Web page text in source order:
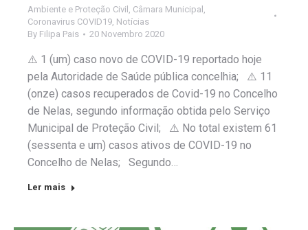
Ambiente e Proteção Civil Câmara Municipal
Coronavirus COVID19 Notícias
By Filipa Pais 20 Novembro 2020
⚠️ 1 (um) caso novo de COVID-19 reportado hoje
pela Autoridade de Saúde pública concelhia; ⚠️ 11
(onze) casos recuperados de Covid-19 no Concelho
de Nelas, segundo informação obtida pelo Serviço
Municipal de Proteção Civil; ⚠️ No total existem 61
(sessenta e um) casos ativos de COVID-19 no
Concelho de Nelas; Segundo…
Ler mais